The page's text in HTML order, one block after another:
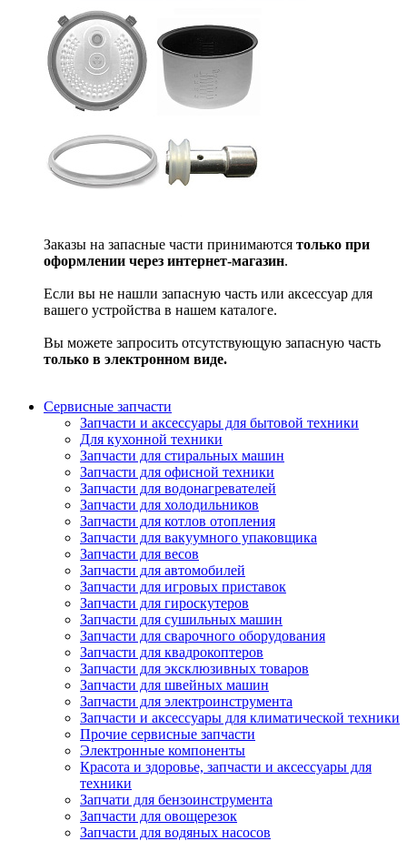
Заказы на запасные части принимаются только при
оформлении через интернет-магазин.
Если вы не нашли запасную часть или аксессуар для
вашего устройства в нашем каталоге.
Вы можете запросить отсутствующую запасную часть
только в электронном виде.
Сервисные запчасти
Запчасти и аксессуары для бытовой техники
Для кухонной техники
Запчасти для стиральных машин
Запчасти для офисной техники
Запчасти для водонагревателей
Запчасти для холодильников
Запчасти для котлов отопления
Запчасти для вакуумного упаковщика
Запчасти для весов
Запчасти для автомобилей
Запчасти для игровых приставок
Запчасти для гироскутеров
Запчасти для сушильных машин
Запчасти для сварочного оборудования
Запчасти для квадрокоптеров
Запчасти для эксклюзивных товаров
Запчасти для швейных машин
Запчасти для электроинструмента
Запчасти и аксессуары для климатической техники
Прочие сервисные запчасти
Электронные компоненты
Красота и здоровье, запчасти и аксессуары для
техники
Запчати для бензоинструмента
Запчасти для овощерезок
Запчасти для водяных насосов